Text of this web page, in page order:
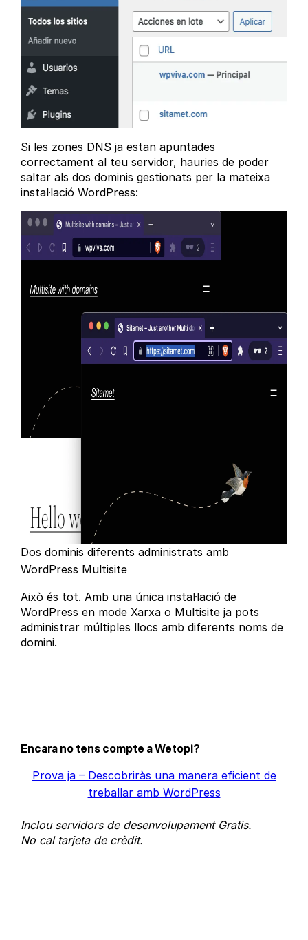
Si les zones DNS ja estan apuntades
correctament al teu servidor, hauries de poder
saltar als dos dominis gestionats per la mateixa
instal·lació WordPress:
Dos dominis diferents administrats amb
WordPress Multisite
Això és tot. Amb una única instal·lació de
WordPress en mode Xarxa o Multisite ja pots
administrar múltiples llocs amb diferents noms de
domini.
Encara no tens compte a Wetopi?
Prova ja – Descobriràs una manera eficient de
treballar amb WordPress
Inclou servidors de desenvolupament Gratis.
No cal tarjeta de crèdit.